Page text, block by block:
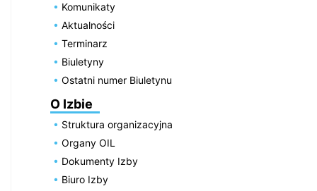
Komunikaty
Aktualności
Terminarz
Biuletyny
Ostatni numer Biuletynu
O Izbie
Struktura organizacyjna
Organy OIL
Dokumenty Izby
Biuro Izby